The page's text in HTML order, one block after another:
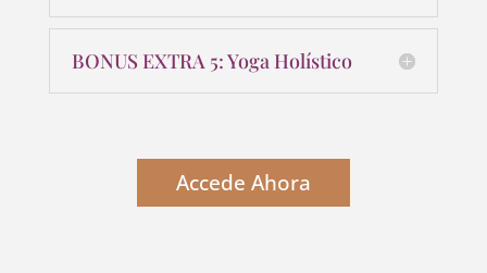
BONUS EXTRA 5: Yoga Holístico
Accede Ahora